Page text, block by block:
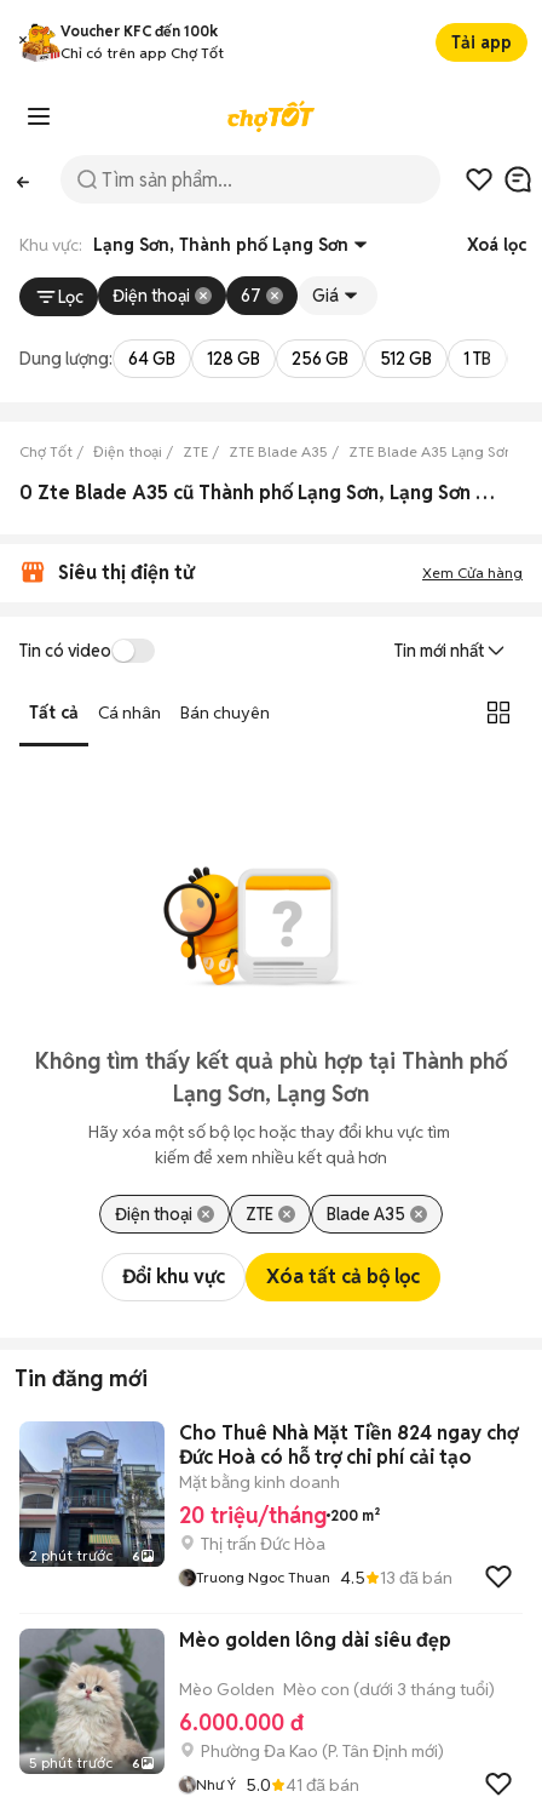
Voucher KFC đến 100k
Chỉ có trên app Chợ Tốt
Tải app
Khu vực: Lạng Sơn, Thành phố Lạng Sơn Xoá lọc
Lọc Điện thoại 67 Giá
Dung lượng: 64 GB 128 GB 256 GB 512 GB 1 TB
Chợ Tốt Điện thoại ZTE ZTE Blade A35 ZTE Blade A35 Lạng Sơn
0 Zte Blade A35 cũ Thành phố Lạng Sơn, Lạng Sơn đẹp
Siêu thị điện tử Xem Cửa hàng
Tin có video Tin mới nhất
Tất cả Cá nhân Bán chuyên
Không tìm thấy kết quả phù hợp tại Thành phố
Lạng Sơn, Lạng Sơn
Hãy xóa một số bộ lọc hoặc thay đổi khu vực tìm
kiếm để xem nhiều kết quả hơn
Điện thoại ZTE Blade A35
Đổi khu vực Xóa tất cả bộ lọc
Tin đăng mới
2 phút trước 6
Cho Thuê Nhà Mặt Tiền 824 ngay chợ
Đức Hoà có hỗ trợ chi phí cải tạo
Mặt bằng kinh doanh
20 triệu/tháng 200 m²
Thị trấn Đức Hòa
Truong Ngoc Thuan 4.5 13 đã bán
5 phút trước 6
Mèo golden lông dài siêu đẹp
Mèo Golden Mèo con (dưới 3 tháng tuổi)
6.000.000 đ
Phường Đa Kao (P. Tân Định mới)
Như Ý 5.0 41 đã bán